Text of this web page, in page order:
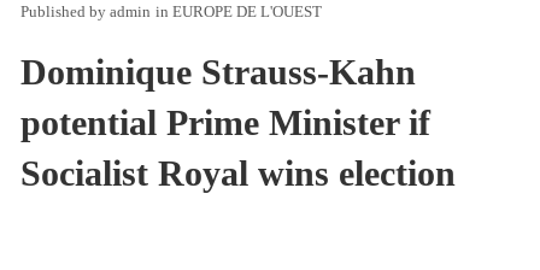
admin in EUROPE DE L'OUEST
Dominique Strauss-Kahn
potential Prime Minister if
Socialist Royal wins election